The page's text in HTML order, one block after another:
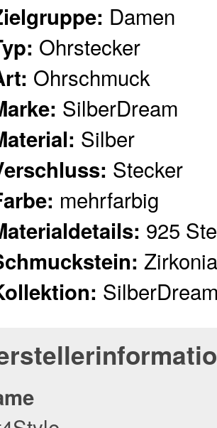
Damen
Ohrstecker
Ohrschmuck
SilberDream
Silber
Stecker
mehrfarbig
925